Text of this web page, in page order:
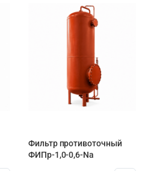
Фильтр противоточный
ФИПр-1,0-0,6-Na